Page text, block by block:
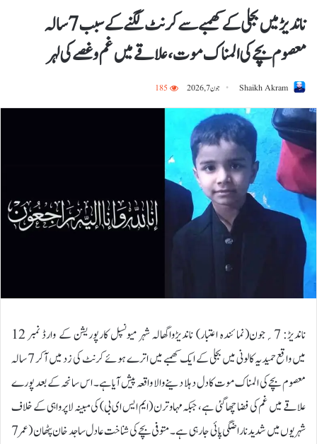
ناندیڑ میں بجلی کے کھمبے سے کرنٹ لگنے کے سبب 7 سالہ
معصوم بچے کی المناک موت، علاقے میں غم و غصے کی لہر
Shaikh Akram جون 7, 2026 185
ناندیڑ: 7؍جون(نمائندہ اعتبار) ناندیڑواگھالہ شہر میونسپل کارپوریشن کے وارڈ نمبر 12
میں واقع حمیدیہ کالونی میں بجلی کے ایک کھمبے میں اترے ہوئے کرنٹ کی زد میں آکر 7 سالہ
معصوم بچے کی المناک موت کا دل دہلا دینے والا واقعہ پیش آیا ہے۔ اس سانحہ کے بعد پورے
علاقے میں غم کی فضا چھا گئی ہے، جبکہ مہاوترن (ایم ایس ای بی) کی مبینہ لاپرواہی کے خلاف
شہریوں میں شدید ناراضگی پائی جا رہی ہے۔متوفی بچے کی شناخت عادل ساجد خان پٹھان (عمر 7